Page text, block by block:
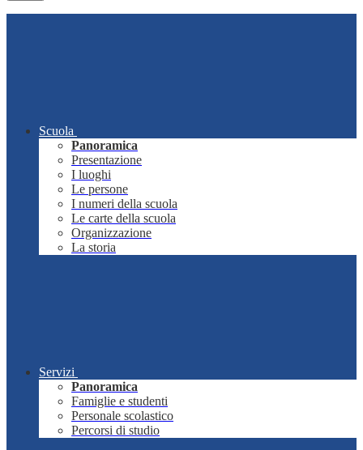
Scuola
Panoramica
Presentazione
I luoghi
Le persone
I numeri della scuola
Le carte della scuola
Organizzazione
La storia
Servizi
Panoramica
Famiglie e studenti
Personale scolastico
Percorsi di studio